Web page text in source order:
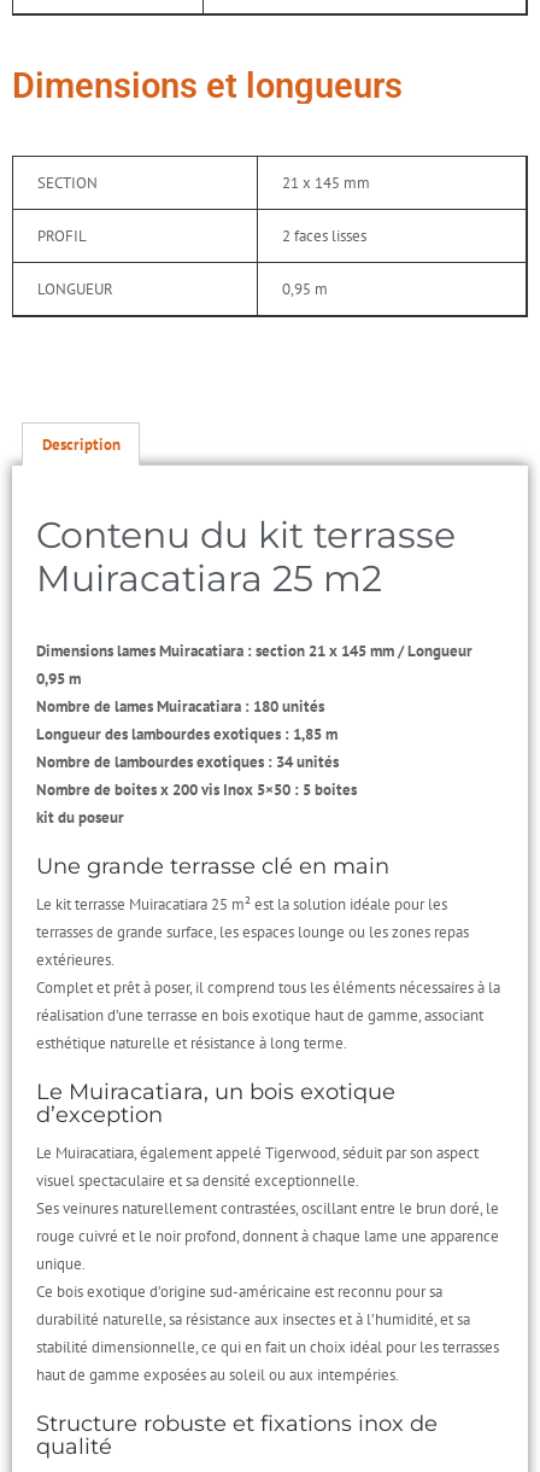
Dimensions et longueurs
SECTION 21 x 145 mm
PROFIL 2 faces lisses
LONGUEUR 0,95 m
Description
Contenu du kit terrasse
Muiracatiara 25 m2
Dimensions lames Muiracatiara : section 21 x 145 mm / Longueur
0,95 m
Nombre de lames Muiracatiara : 180 unités
Longueur des lambourdes exotiques : 1,85 m
Nombre de lambourdes exotiques : 34 unités
Nombre de boites x 200 vis Inox 5×50 : 5 boites
kit du poseur
Une grande terrasse clé en main
Le kit terrasse Muiracatiara 25 m² est la solution idéale pour les
terrasses de grande surface, les espaces lounge ou les zones repas
extérieures.
Complet et prêt à poser, il comprend tous les éléments nécessaires à la
réalisation d’une terrasse en bois exotique haut de gamme, associant
esthétique naturelle et résistance à long terme.
Le Muiracatiara, un bois exotique
d’exception
Le Muiracatiara, également appelé Tigerwood, séduit par son aspect
visuel spectaculaire et sa densité exceptionnelle.
Ses veinures naturellement contrastées, oscillant entre le brun doré, le
rouge cuivré et le noir profond, donnent à chaque lame une apparence
unique.
Ce bois exotique d’origine sud-américaine est reconnu pour sa
durabilité naturelle, sa résistance aux insectes et à l’humidité, et sa
stabilité dimensionnelle, ce qui en fait un choix idéal pour les terrasses
haut de gamme exposées au soleil ou aux intempéries.
Structure robuste et fixations inox de
qualité